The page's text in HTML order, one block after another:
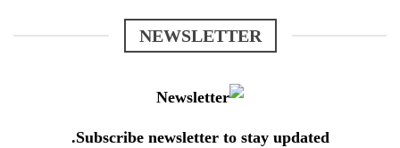
NEWSLETTER
Subscribe newsletter to stay updated.